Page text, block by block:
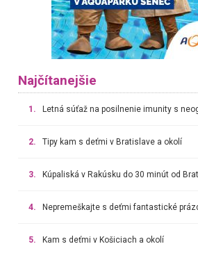
Najčítanejšie
1. Letná súťaž na posilnenie imunity s
2. Tipy kam s deťmi v Bratislave a okolí
3. Kúpaliská v Rakúsku do 30 minút od
4. Nepremeškajte s deťmi fantastické
5. Kam s deťmi v Košiciach a okolí